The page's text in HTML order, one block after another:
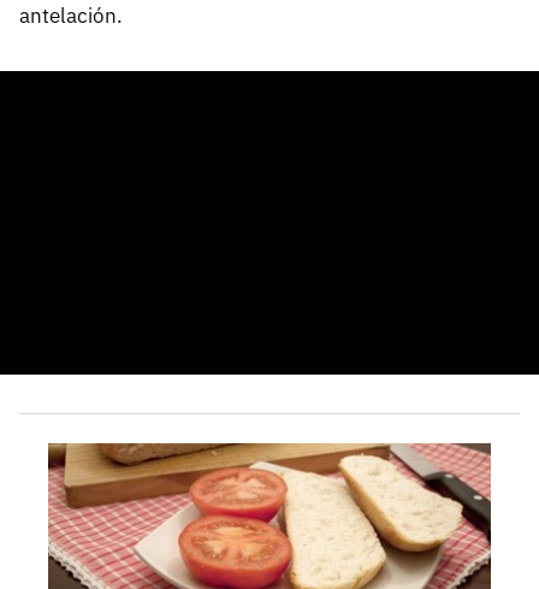
antelación.